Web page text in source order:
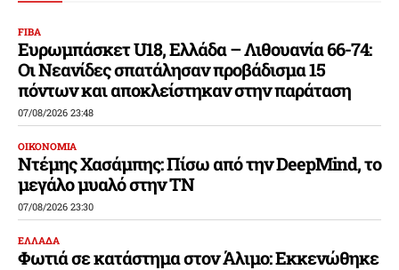
FIBA
Ευρωμπάσκετ U18, Ελλάδα – Λιθουανία 66-74:
Οι Νεανίδες σπατάλησαν προβάδισμα 15
πόντων και αποκλείστηκαν στην παράταση
07/08/2026 23:48
ΟΙΚΟΝΟΜΙΑ
Ντέμης Χασάμπης: Πίσω από την DeepMind, το
μεγάλο μυαλό στην ΤΝ
07/08/2026 23:30
ΕΛΛΑΔΑ
Φωτιά σε κατάστημα στον Άλιμο: Εκκενώθηκε